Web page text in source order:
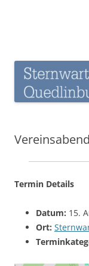
Termin Details
Datum: 15.
Ort: